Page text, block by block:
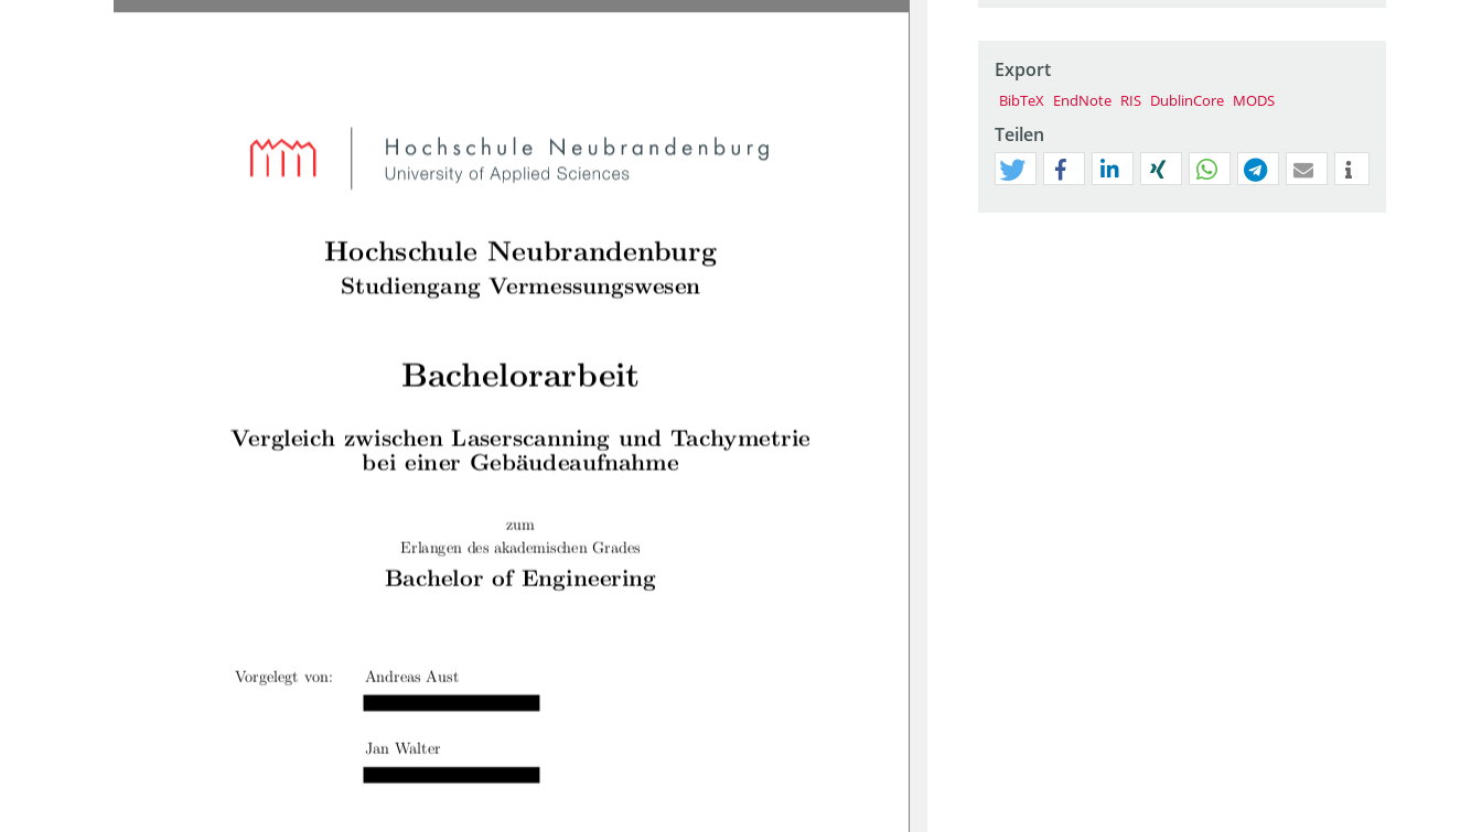
Hochschule Neubrandenburg
Studiengang Vermessungswesen
Bachelorarbeit
Vergleich zwischen Laserscanning und Tachymetrie
bei einer Geb ̈
audeaufnahme
zum
Erlangen des akademischen Grades
Bachelor of Engineering
Vorgelegt von: Andreas Aust
Jan Walter
Export
BibTeX EndNote RIS DublinCore MODS
Teilen